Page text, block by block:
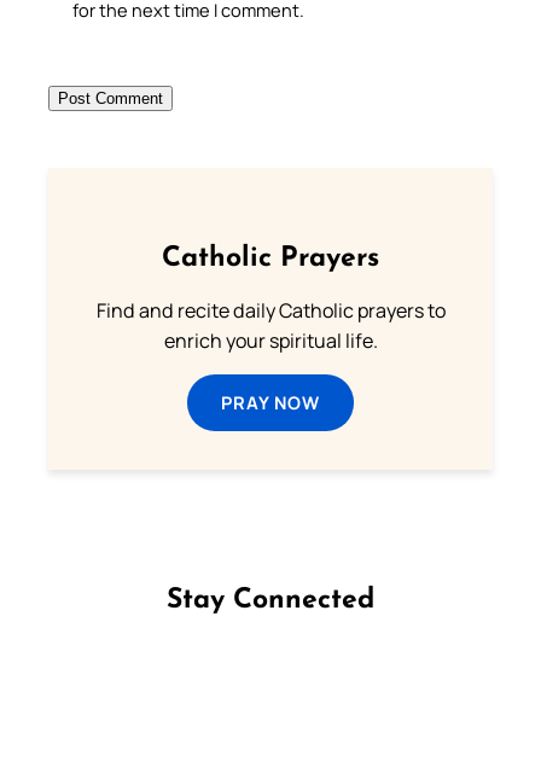
for the next time I comment.
Catholic Prayers
Find and recite daily Catholic prayers to
enrich your spiritual life.
PRAY NOW
Stay Connected